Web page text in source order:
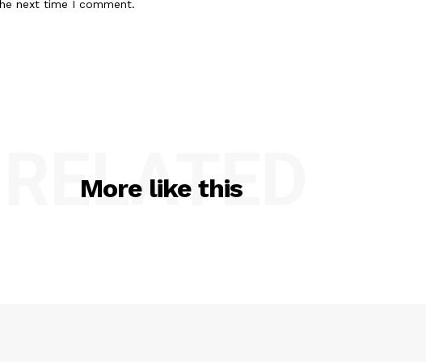
next time I comment.
More like this
RELATED